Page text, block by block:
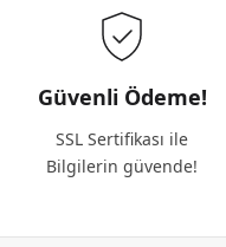
Güvenli Ödeme!
SSL Sertifikası ile
Bilgilerin güvende!